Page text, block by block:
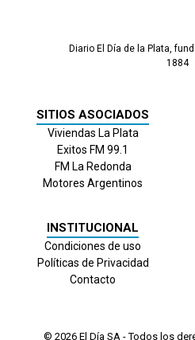
Diario El Día de la Plata,
1884
SITIOS ASOCIADOS
Viviendas La Plata
Exitos FM 99.1
FM La Redonda
Motores Argentinos
INSTITUCIONAL
Condiciones de uso
Políticas de Privacidad
Contacto
© 2026 El Día SA - Todos los